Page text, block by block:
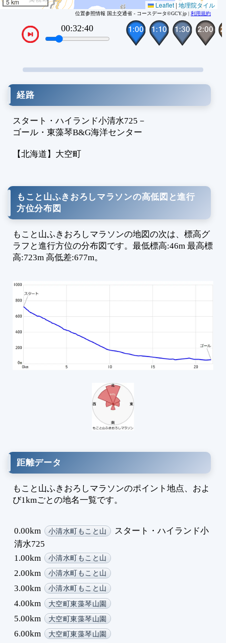
5 km Leaflet | 地理院タイル
位置参照情報 国土交通省 - コースデータ©GCY.jp | 利用規約
00:34:10
VTPos
経路
スタート・ハイランド小清水725 －
ゴール・東藻琴B&G海洋センター
【北海道】 大空町
もこと山ふきおろしマラソンの高低図と進行
方位分布図
もこと山ふきおろしマラソンの地図の次は、標高グ
ラフと進行方位の分布図です。最低標高:46m 最高標
高:723m 高低差:677m。
距離データ
もこと山ふきおろしマラソンのポイント地点、およ
び1kmごとの地名一覧です。
0.00km 小清水町もこと山
スタート・ハイランド小
清水725
1.00km
小清水町もこと山
2.00km 小清水町もこと山
3.00km 小清水町もこと山
4.00km 大空町東藻琴山園
5.00km 大空町東藻琴山園
6.00km 大空町東藻琴山園